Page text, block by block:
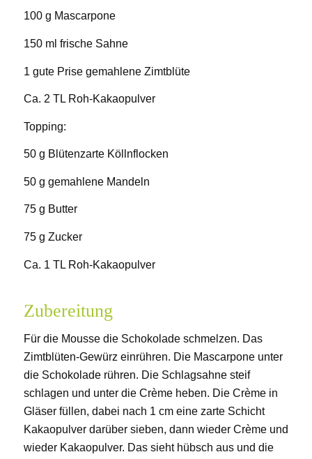
100 g Mascarpone
150 ml frische Sahne
1 gute Prise gemahlene Zimtblüte
Ca. 2 TL Roh-Kakaopulver
Topping:
50 g Blütenzarte Köllnflocken
50 g gemahlene Mandeln
75 g Butter
75 g Zucker
Ca. 1 TL Roh-Kakaopulver
Zubereitung
Für die Mousse die Schokolade schmelzen. Das
Zimtblüten-Gewürz einrühren. Die Mascarpone unter
die Schokolade rühren. Die Schlagsahne steif
schlagen und unter die Crème heben. Die Crème in
Gläser füllen, dabei nach 1 cm eine zarte Schicht
Kakaopulver darüber sieben, dann wieder Crème und
wieder Kakaopulver. Das sieht hübsch aus und die